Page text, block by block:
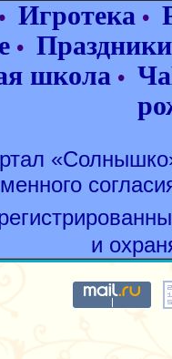
• Игротека •
• Праздники
школа •
и